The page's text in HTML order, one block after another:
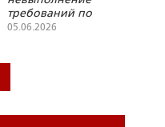
требований по
уничтожению
05.06.2026